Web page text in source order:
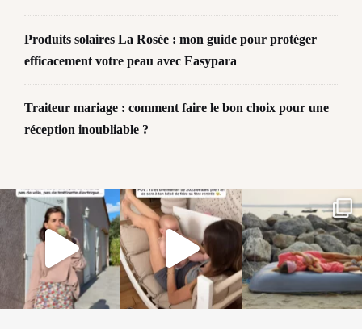
Produits solaires La Rosée : mon guide pour protéger
efficacement votre peau avec Easypara
Traiteur mariage : comment faire le bon choix pour une
réception inoubliable ?